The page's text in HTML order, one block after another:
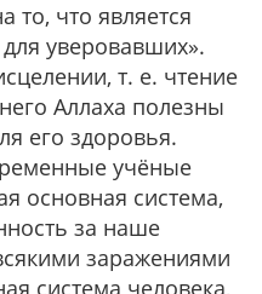
то, что является
уверовавших».
т. е. чтение
Аллаха полезны
его здоровья.
учёные
основная система,
за наше
заражениями
система человека,